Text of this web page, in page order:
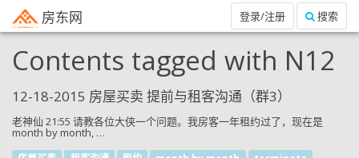
房东网 搜索
登录/注册
Contents tagged with N12
12-18-2015 房屋买卖 提前与租客沟通（群3）
老神仙 21:55 请教各位大侠一个问题。我房客一年租约过了，现在是
month by month, …